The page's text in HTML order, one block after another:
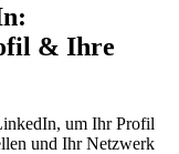
& Ihre
um Ihr Profil
und Ihr Netzwerk